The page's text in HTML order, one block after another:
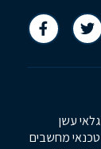
גלאי עשן
טכנאי מחשבים